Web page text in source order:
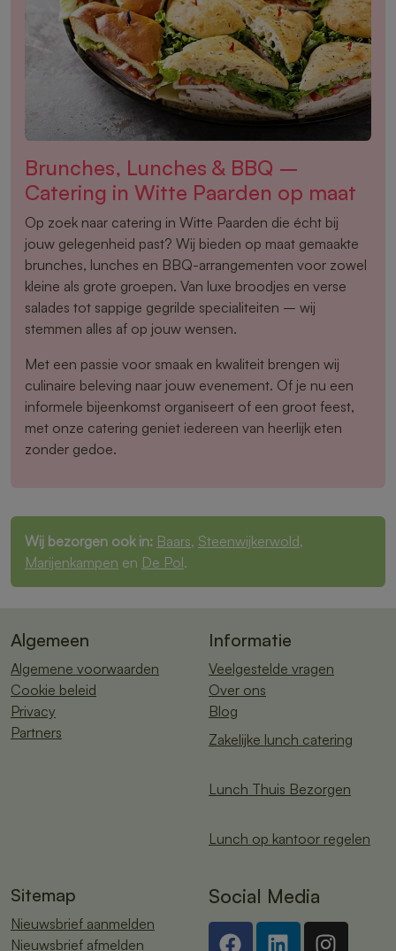
Brunches, Lunches & BBQ –
Catering in Witte Paarden op maat
Op zoek naar catering in Witte Paarden die écht bij
jouw gelegenheid past? Wij bieden op maat gemaakte
brunches, lunches en BBQ-arrangementen voor zowel
kleine als grote groepen. Van luxe broodjes en verse
salades tot sappige gegrilde specialiteiten – wij
stemmen alles af op jouw wensen.
Met een passie voor smaak en kwaliteit brengen wij
culinaire beleving naar jouw evenement. Of je nu een
informele bijeenkomst organiseert of een groot feest,
met onze catering geniet iedereen van heerlijk eten
zonder gedoe.
Wij bezorgen ook in: Baars, Steenwijkerwold,
Marijenkampen en De Pol.
Algemeen
Algemene voorwaarden
Cookie beleid
Privacy
Partners
Informatie
Veelgestelde vragen
Over ons
Blog
Zakelijke lunch catering
Lunch Thuis Bezorgen
Lunch op kantoor regelen
Sitemap
Nieuwsbrief aanmelden
Nieuwsbrief afmelden
Social Media